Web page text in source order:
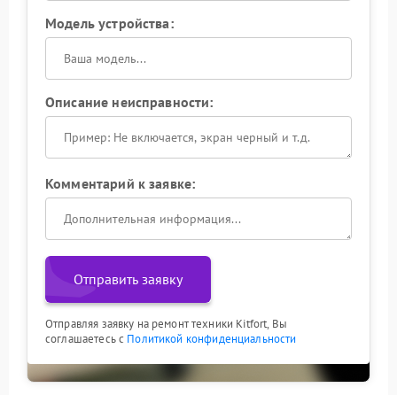
Модель устройства:
Описание неисправности:
Комментарий к заявке:
Отправить заявку
Отправляя заявку на ремонт техники Kitfort, Вы
соглашаетесь с Политикой конфиденциальности